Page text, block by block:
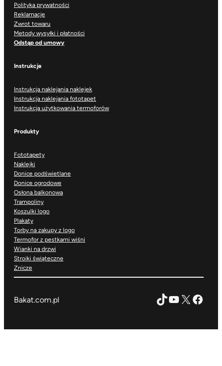
Polityka prywatności
Reklamacje
Zwrot towaru
Metody wysyłki i płatności
Odstąp od umowy
Instrukcje
Instrukcja naklejania naklejek
Instrukcja naklejania fototapet
Instrukcja użytkowania termoforów
Produkty
Fototapety
Naklejki
Donice podświetlane
Donice ogrodowe
Osłona balkonowa
Trampoliny
Koszulki logo
Plakaty
Torby na zakupy z logo
Termofor z pestkami wiśni
Wianki na drzwi
Stroiki świąteczne
Znicze
Bakat.com.pl TikTok
YouTube
X